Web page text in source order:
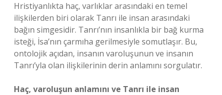
Hristiyanlıkta haç, varlıklar arasındaki en temel
ilişkilerden biri olarak Tanrı ile insan arasındaki
bağın simgesidir. Tanrı’nın insanlıkla bir bağ kurma
isteği, İsa’nın çarmıha gerilmesiyle somutlaşır. Bu,
ontolojik açıdan, insanın varoluşunun ve insanın
Tanrı’yla olan ilişkilerinin derin anlamını sorgulatır.
Haç, varoluşun anlamını ve Tanrı ile insan